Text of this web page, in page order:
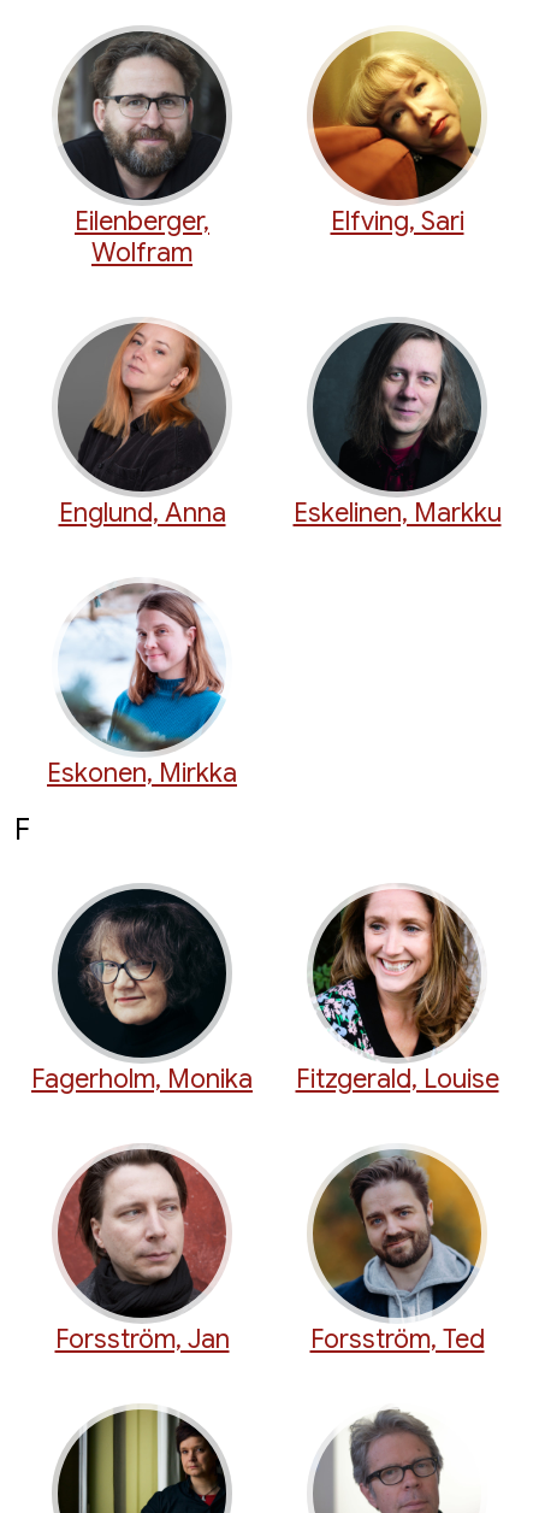
Eilenberger,
Wolfram
Elfving, Sari
Englund, Anna Eskelinen, Markku
Eskonen, Mirkka
F
Fagerholm, Monika Fitzgerald, Louise
Forsström, Jan Forsström, Ted